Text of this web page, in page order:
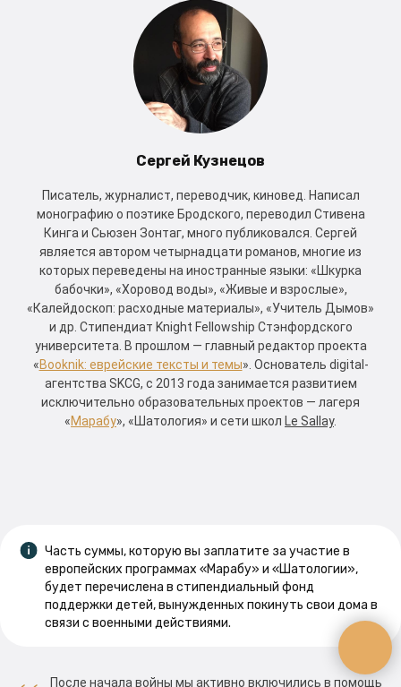
Сергей Кузнецов
Писатель, журналист, переводчик, киновед. Написал
монографию о поэтике Бродского, переводил Стивена
Кинга и Сьюзен Зонтаг, много публиковался. Сергей
является автором четырнадцати романов, многие из
которых переведены на иностранные языки: «Шкурка
бабочки», «Хоровод воды», «Живые и взрослые»,
«Калейдоскоп: расходные материалы», «Учитель Дымов»
и др. Стипендиат Knight Fellowship Стэнфордского
университета. В прошлом — главный редактор проекта
«Booknik: еврейские тексты и темы». Основатель digital-
агентства SKCG, с 2013 года занимается развитием
исключительно образовательных проектов — лагеря
«Марабу», «Шатология» и сети школ Le Sallay.
Часть суммы, которую вы заплатите за участие в
европейских программах «Марабу» и «Шатологии»,
будет перечислена в стипендиальный фонд
поддержки детей, вынужденных покинуть свои дома в
связи с военными действиями.
После начала войны мы активно включились в помощь